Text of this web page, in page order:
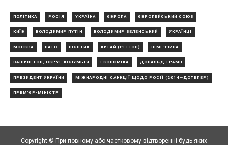
ПОЛІТИКА РОСІЯ УКРАЇНА ЄВРОПА ЄВРОПЕЙСЬКИЙ СОЮЗ
КИЇВ ВОЛОДИМИР ПУТІН ВОЛОДИМИР ЗЕЛЕНСЬКИЙ УКРАЇНЦІ
МОСКВА НАТО ПОЛІТИК КИТАЙ (РЕГІОН) НІМЕЧЧИНА
ВАШИНГТОН, ОКРУГ КОЛУМБІЯ ЕКОНОМІКА ДОНАЛЬД ТРАМП
ПРЕЗИДЕНТ УКРАЇНИ МІЖНАРОДНІ САНКЦІЇ ЩОДО РОСІЇ (2014—ДОТЕПЕР)
ПРЕМ'ЄР-МІНІСТР
Copyright © При повному або частковому відтворенні будь-яких